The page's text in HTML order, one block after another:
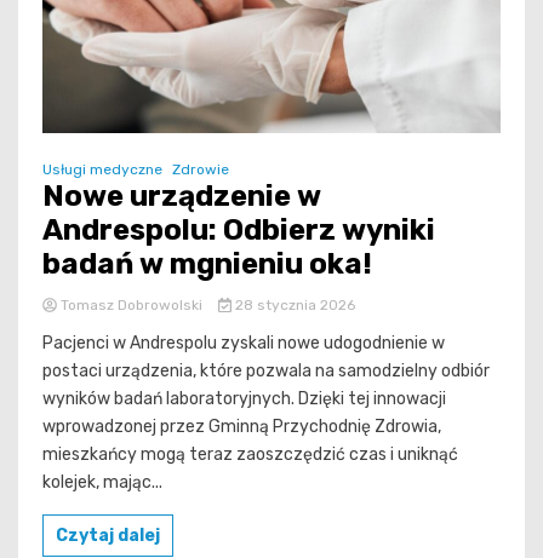
Usługi medyczne Zdrowie
Nowe urządzenie w
Andrespolu: Odbierz wyniki
badań w mgnieniu oka!
Tomasz Dobrowolski 28 stycznia 2026
Pacjenci w Andrespolu zyskali nowe udogodnienie w
postaci urządzenia, które pozwala na samodzielny odbiór
wyników badań laboratoryjnych. Dzięki tej innowacji
wprowadzonej przez Gminną Przychodnię Zdrowia,
mieszkańcy mogą teraz zaoszczędzić czas i uniknąć
kolejek, mając...
Czytaj dalej